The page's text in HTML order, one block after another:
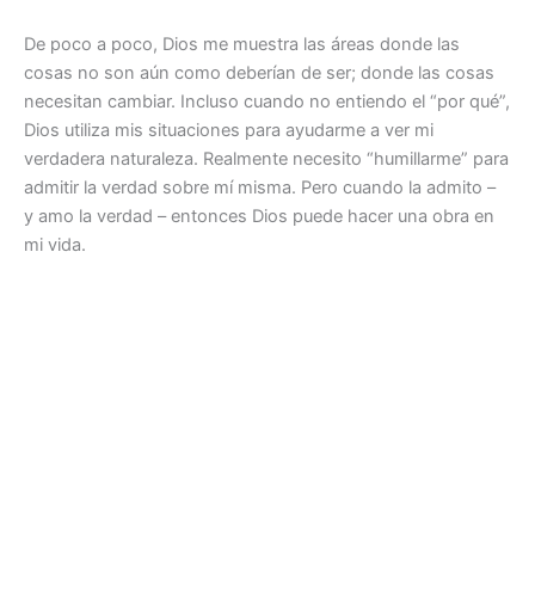
De poco a poco, Dios me muestra las áreas donde las
cosas no son aún como deberían de ser; donde las cosas
necesitan cambiar. Incluso cuando no entiendo el “por qué”,
Dios utiliza mis situaciones para ayudarme a ver mi
verdadera naturaleza. Realmente necesito “humillarme” para
admitir la verdad sobre mí misma. Pero cuando la admito –
y amo la verdad – entonces Dios puede hacer una obra en
mi vida.